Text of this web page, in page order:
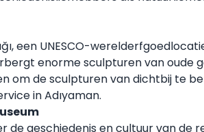
een UNESCO-
enorme sculpturen van oude
om de sculpturen van dichtbij te
in Adıyaman.
de geschiedenis en cultuur van